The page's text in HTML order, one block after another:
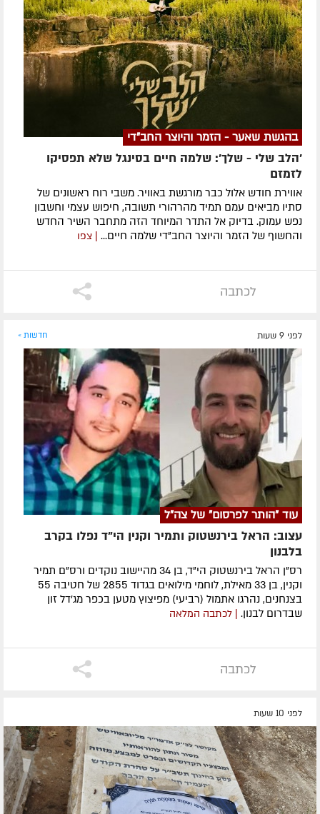
בהגשת שאער - הזמר והיוצר החב"די
'הלב שלי - שלך': שלמה חיים בסינגל שלא תפסיקו
לזמזם
אווירת חודש אלול כבר מורגשת באוויר. משבי רוח ראשונים של
סתיו מביאים עמם תמיד מהרהורי תשובה, חיפוש עצמי וחשבון
נפש עמוק. בדיוק אל התדר המיוחד הזה מתחבר השיר החדש
והחשוף של הזמר והיוצר החב"די שלמה חיים... | צפו
לכתבה
לפני 9 שעות חדשות »
עוד "הותר לפרסום" של צה"ל
עצוב: הראל בירנשטוק ותמיר וקנין הי"ד נפלו בקרב
בלבנון
רס"ן הראל בירנשטוק הי"ד, בן 34 מהיישוב נוקדים ורס"ם תמיר
וקנין, בן 33 מאילת, לוחמי מילואים בגדוד 2855 של חטיבה 55
בצנחנים, נהרגו אתמול (רביעי) מפיצוץ מטען בכפר מג'דל זון
שבדרום לבנון. | לכתבה המלאה
לכתבה
לפני 10 שעות